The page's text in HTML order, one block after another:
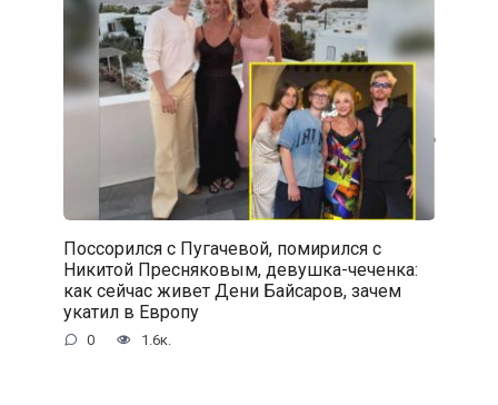
Поссорился с Пугачевой, помирился с
Никитой Пресняковым, девушка-чеченка:
как сейчас живет Дени Байсаров, зачем
укатил в Европу
0 1.6к.